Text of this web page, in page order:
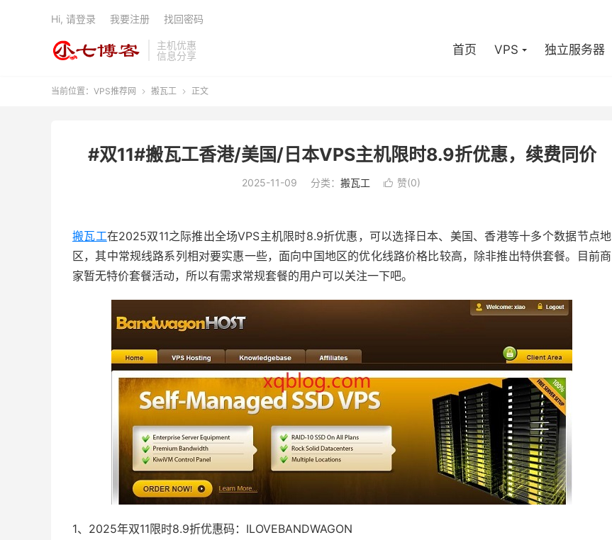
主机优惠
信息分享
首页 VPS 独立服务器
Hi, 请登录 我要注册 找回密码
当前位置： VPS推荐网  搬瓦工  正文
#双11#搬瓦工香港/美国/日本VPS主机限时8.9折优惠，续费同价
2025-11-09 分类： 搬瓦工  赞(0)
搬瓦工在2025双11之际推出全场VPS主机限时8.9折优惠，可以选择日本、美国、香港等十多个数据节点地
区，其中常规线路系列相对要实惠一些，面向中国地区的优化线路价格比较高，除非推出特供套餐。目前商
家暂无特价套餐活动，所以有需求常规套餐的用户可以关注一下吧。
1、2025年双11限时8.9折优惠码：ILOVEBANDWAGON